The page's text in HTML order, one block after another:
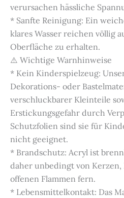
verursachen hässliche
* Sanfte Reinigung: Ein
klares Wasser reichen völlig
Oberfläche zu erhalten.
⚠️ Wichtige Warnhinweise
* Kein Kinderspielzeug:
Dekorations- oder
verschluckbarer Kleinteile
Erstickungsgefahr durch
Schutzfolien sind sie für
nicht geeignet.
* Brandschutz: Acryl ist
daher unbedingt von
offenen Flammen fern.
* Lebensmittelkontakt: Das